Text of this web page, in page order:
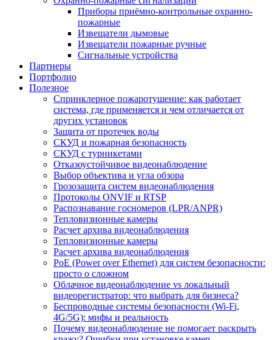
Приборы приёмно-контрольные охранно-
пожарные
Извещатели дымовые
Извещатели пожарные ручные
Сигнальные устройства
Партнеры
Портфолио
Полезное
Спринклерное пожаротушение: как работает
система, где применяется и чем отличается от
других установок
Защита от протечек воды
СКУД и пожарная безопасность
СКУД с турникетами
Отказоустойчивое видеонаблюдение
Выбор объектива и угла обзора
Грозозащита систем видеонаблюдения
Протоколы ONVIF и RTSP
Распознавание госномеров (LPR/ANPR)
Тепловизионные камеры
Расчет архива видеонаблюдения
Тепловизионные камеры
Расчет архива видеонаблюдения
PoE (Power over Ethernet) для систем безопасности:
просто о сложном
Облачное видеонаблюдение vs локальный
видеорегистратор: что выбрать для бизнеса?
Беспроводные системы безопасности (Wi-Fi,
4G/5G): мифы и реальность
Почему видеонаблюдение не помогает раскрыть